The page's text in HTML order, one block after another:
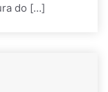
do […]